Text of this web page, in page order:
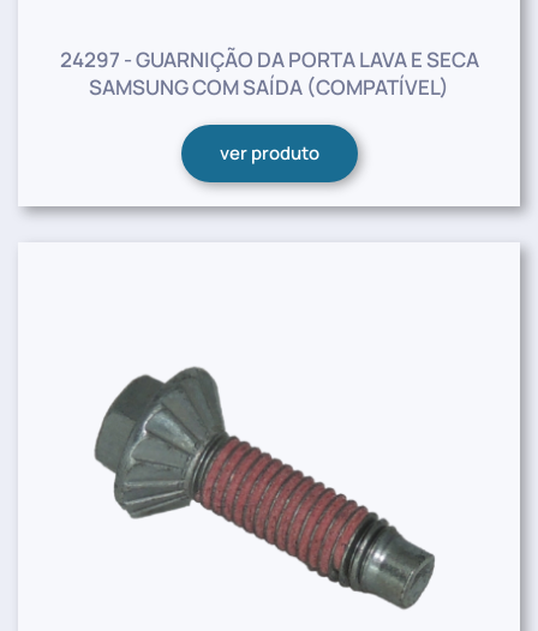
24297 - GUARNIÇÃO DA PORTA LAVA E SECA
SAMSUNG COM SAÍDA (COMPATÍVEL)
ver produto